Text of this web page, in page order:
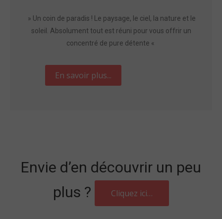
» Un coin de paradis ! Le paysage, le ciel, la nature et le
soleil. Absolument tout est réuni pour vous offrir un
concentré de pure détente «
Envie d’en découvrir un peu
plus ?
Cliquez ici…